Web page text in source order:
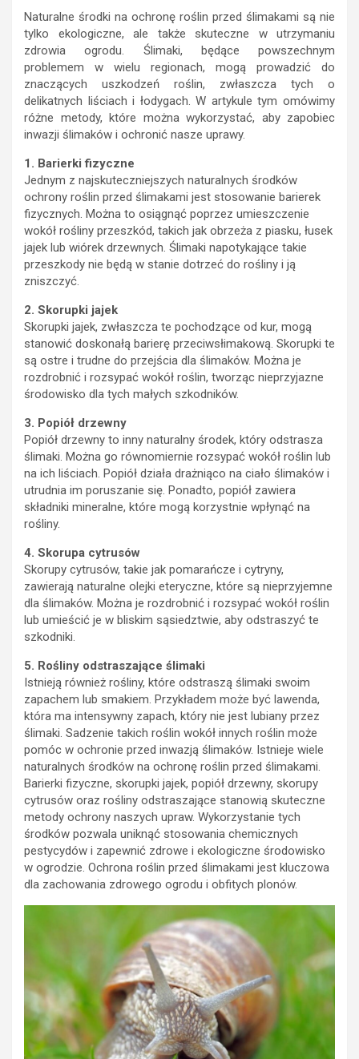
Naturalne środki na ochronę roślin przed ślimakami są nie
tylko ekologiczne, ale także skuteczne w utrzymaniu
zdrowia ogrodu. Ślimaki, będące powszechnym
problemem w wielu regionach, mogą prowadzić do
znaczących uszkodzeń roślin, zwłaszcza tych o
delikatnych liściach i łodygach. W artykule tym omówimy
różne metody, które można wykorzystać, aby zapobiec
inwazji ślimaków i ochronić nasze uprawy.
1. Barierki fizyczne
Jednym z najskuteczniejszych naturalnych środków
ochrony roślin przed ślimakami jest stosowanie barierek
fizycznych. Można to osiągnąć poprzez umieszczenie
wokół rośliny przeszkód, takich jak obrzeża z piasku, łusek
jajek lub wiórek drzewnych. Ślimaki napotykające takie
przeszkody nie będą w stanie dotrzeć do rośliny i ją
zniszczyć.
2. Skorupki jajek
Skorupki jajek, zwłaszcza te pochodzące od kur, mogą
stanowić doskonałą barierę przeciwsłimakową. Skorupki te
są ostre i trudne do przejścia dla ślimaków. Można je
rozdrobnić i rozsypać wokół roślin, tworząc nieprzyjazne
środowisko dla tych małych szkodników.
3. Popiół drzewny
Popiół drzewny to inny naturalny środek, który odstrasza
ślimaki. Można go równomiernie rozsypać wokół roślin lub
na ich liściach. Popiół działa drażniąco na ciało ślimaków i
utrudnia im poruszanie się. Ponadto, popiół zawiera
składniki mineralne, które mogą korzystnie wpłynąć na
rośliny.
4. Skorupa cytrusów
Skorupy cytrusów, takie jak pomarańcze i cytryny,
zawierają naturalne olejki eteryczne, które są nieprzyjemne
dla ślimaków. Można je rozdrobnić i rozsypać wokół roślin
lub umieścić je w bliskim sąsiedztwie, aby odstraszyć te
szkodniki.
5. Rośliny odstraszające ślimaki
Istnieją również rośliny, które odstraszą ślimaki swoim
zapachem lub smakiem. Przykładem może być lawenda,
która ma intensywny zapach, który nie jest lubiany przez
ślimaki. Sadzenie takich roślin wokół innych roślin może
pomóc w ochronie przed inwazją ślimaków. Istnieje wiele
naturalnych środków na ochronę roślin przed ślimakami.
Barierki fizyczne, skorupki jajek, popiół drzewny, skorupy
cytrusów oraz rośliny odstraszające stanowią skuteczne
metody ochrony naszych upraw. Wykorzystanie tych
środków pozwala uniknąć stosowania chemicznych
pestycydów i zapewnić zdrowe i ekologiczne środowisko
w ogrodzie. Ochrona roślin przed ślimakami jest kluczowa
dla zachowania zdrowego ogrodu i obfitych plonów.